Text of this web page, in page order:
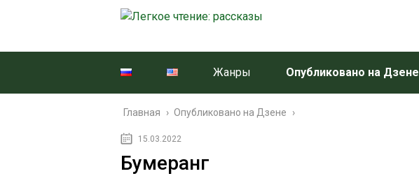
Жанры Опубликовано на Дзене
Главная › Опубликовано на Дзене ›
15.03.2022
Бумеранг